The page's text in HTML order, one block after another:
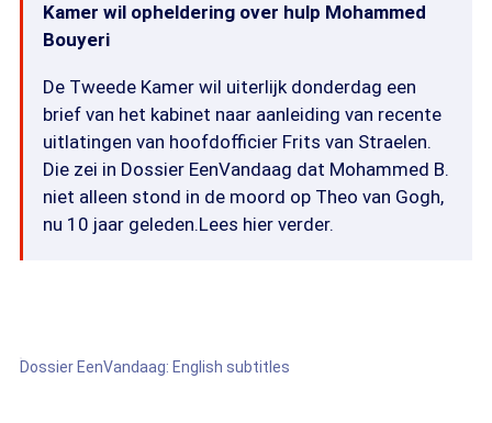
Kamer wil opheldering over hulp Mohammed
Bouyeri
De Tweede Kamer wil uiterlijk donderdag een
brief van het kabinet naar aanleiding van recente
uitlatingen van hoofdofficier Frits van Straelen.
Die zei in Dossier EenVandaag dat Mohammed B.
niet alleen stond in de moord op Theo van Gogh,
nu 10 jaar geleden.Lees hier verder.
Dossier EenVandaag: English subtitles